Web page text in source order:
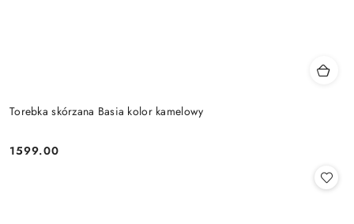
Torebka skórzana Basia kolor kamelowy
Cena:
1599.00